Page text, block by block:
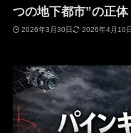
つの地下都市”の正体
2026年3月30日 2026年4月10日